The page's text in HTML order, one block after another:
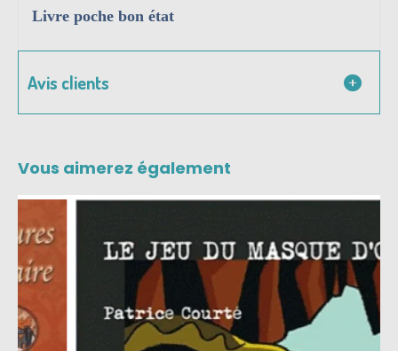
Livre poche bon état
Avis clients
Vous aimerez également